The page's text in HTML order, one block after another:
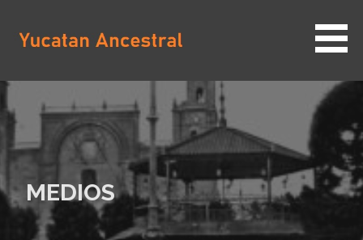
contenido
YUCATAN ANCESTRAL
MEDIOS